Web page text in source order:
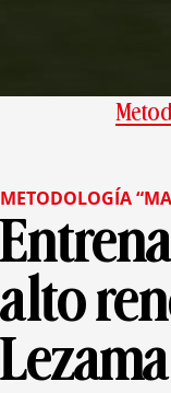
METODOLOGÍA
alto
Lezama